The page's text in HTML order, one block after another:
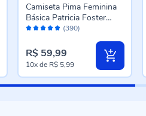
Avaliação: (390)
Camiseta Pima Feminina
Básica Patricia Foster
Preto
R$ 59,99
10xde R$ 5,99